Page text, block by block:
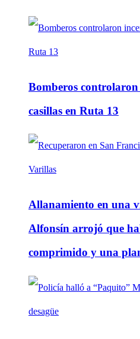
Bomberos
casillas en Ruta 13
Allanamiento en una
Alfonsín arrojó que
comprimido y una